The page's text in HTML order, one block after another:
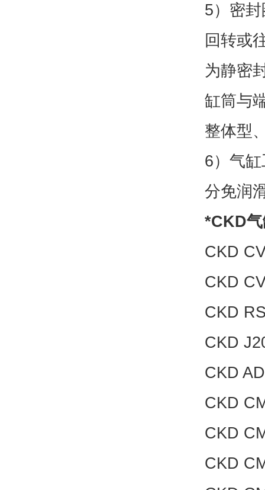
5）密
回转或
为静密
缸筒与
整体型
6）气
分免润
*CKD
CKD
CKD
CKD
CKD
CKD
CKD
CKD
CKD